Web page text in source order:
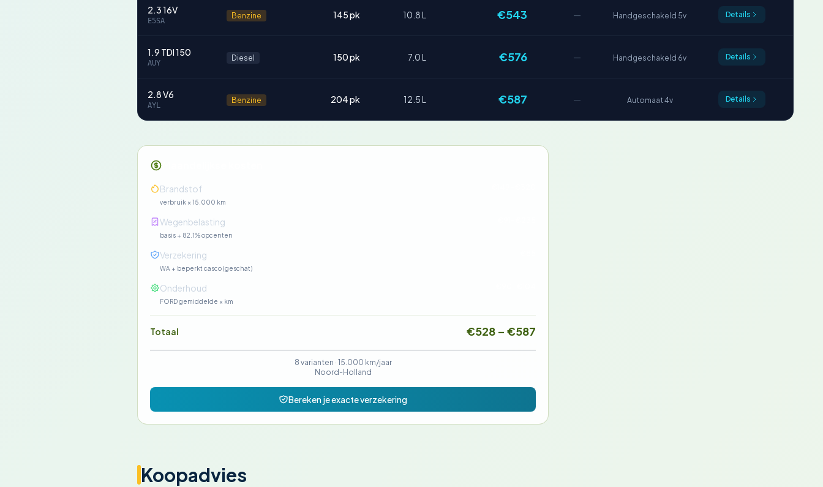
2.3 16V
E5SA
Benzine 145 pk 10.8 L €543 — Handgeschakeld 5v Details
1.9 TDI 150
AUY
Diesel 150 pk 7.0 L €576 — Handgeschakeld 6v Details
2.8 V6
AYL
Benzine 204 pk 12.5 L €587 — Automaat 4v Details
Brandstof
verbruik × 15.000 km
Wegenbelasting
basis + 82.1% opcenten
Verzekering
WA + beperkt casco (geschat)
Onderhoud
FORD gemiddelde × km
Totaal €528 – €587
8 varianten · 15.000 km/jaar
Noord-Holland
Bereken je exacte verzekering
Koopadvies